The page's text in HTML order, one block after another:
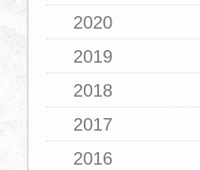
2020
2019
2018
2017
2016